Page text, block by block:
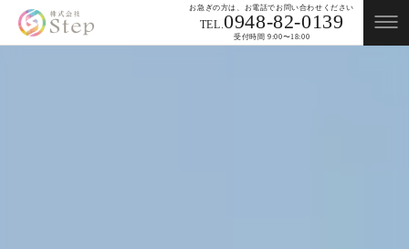
お急ぎの方は、お電話でお問い合わせください
TEL.0948-82-0139
受付時間 9:00〜18:00